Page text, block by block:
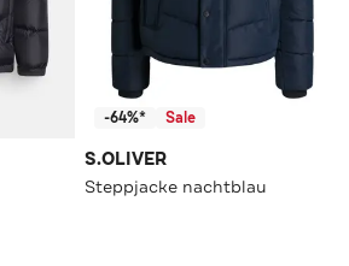
-64%* Sale
S.OLIVER
Steppjacke nachtblau